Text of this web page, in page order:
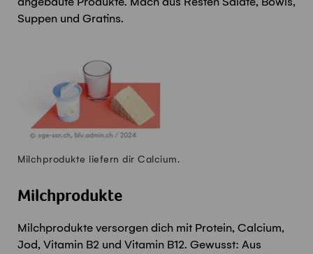
Suppen und Gratins.
Milchprodukte liefern dir Calcium.
Milchprodukte
Milchprodukte versorgen dich mit Protein, Calcium,
Jod, Vitamin B2 und Vitamin B12. Gewusst: Aus